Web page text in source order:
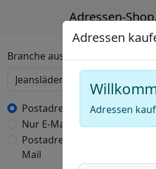
Adressen-
Branche auswählen
Postadressen
Nur E-Mail-Adressen
Postadressen mit E-
Mail
Adressen
Adressen